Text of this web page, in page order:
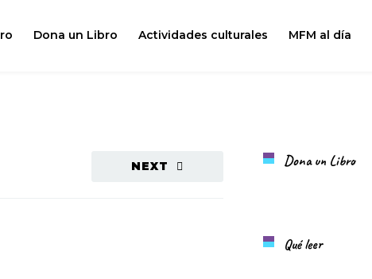
Dona un Libro Actividades culturales MFM al día
NEXT Dona un Libro
Qué leer